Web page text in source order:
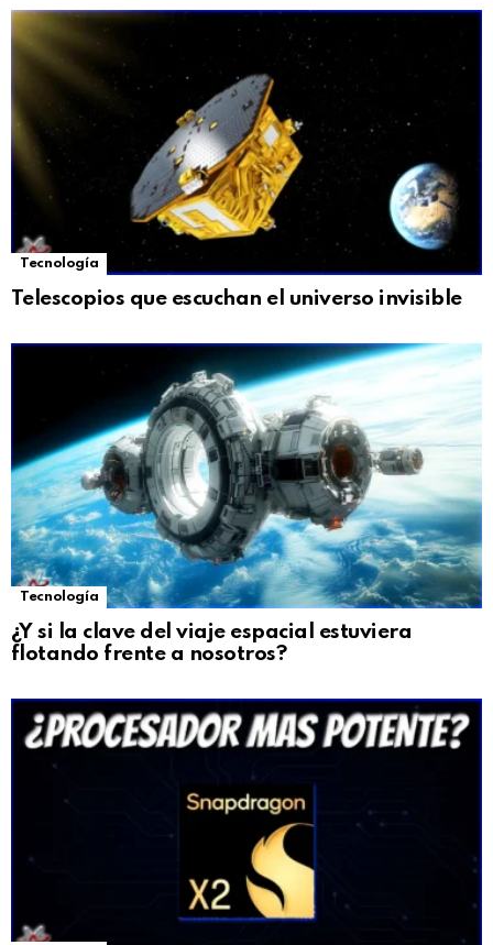
Tecnología
Telescopios que escuchan el universo invisible
Tecnología
¿Y si la clave del viaje espacial estuviera
flotando frente a nosotros?